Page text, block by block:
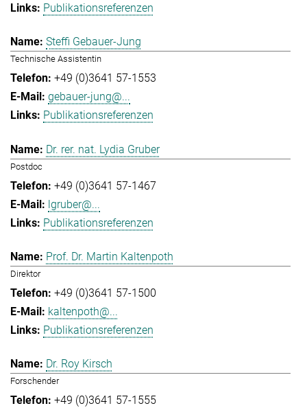
Publikationsreferenzen
Steffi Gebauer-Jung
Technische Assistentin
+49 (0)3641 57-1553
gebauer-jung@...
Publikationsreferenzen
Dr. rer. nat. Lydia Gruber
Postdoc
+49 (0)3641 57-1467
lgruber@...
Publikationsreferenzen
Prof. Dr. Martin Kaltenpoth
Direktor
+49 (0)3641 57-1500
kaltenpoth@...
Publikationsreferenzen
Dr. Roy Kirsch
Forschender
+49 (0)3641 57-1555